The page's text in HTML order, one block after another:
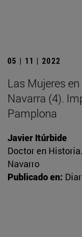
05 | 11 | 2022
Las Mujeres
Navarra (4).
Pamplona
Javier Itúrbide
Doctor en
Navarro
Publicado en: